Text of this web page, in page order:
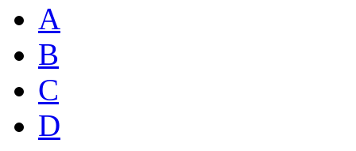
A
B
C
D